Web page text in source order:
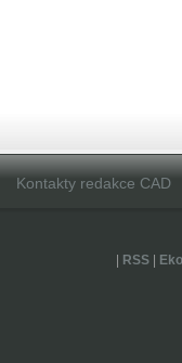
Kontakty redakce CAD
RSS|